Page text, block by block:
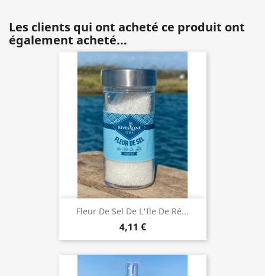
Les clients qui ont acheté ce produit ont
également acheté...
Fleur De Sel De L'Ile De Ré...
4,11 €